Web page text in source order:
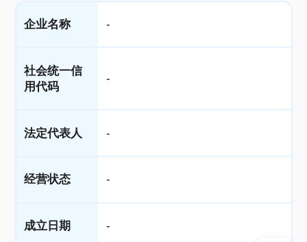
企业名称 -
社会统一信
用代码
-
法定代表人 -
经营状态 -
成立日期 -